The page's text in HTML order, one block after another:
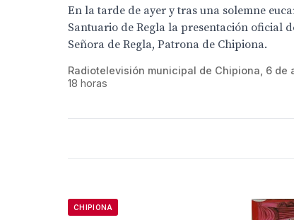
En la tarde de ayer y tras una solemne
Santuario de Regla la presentación oficial
Señora de Regla, Patrona de Chipiona.
Radiotelevisión municipal de Chipiona, 6 de
18 horas
CHIPIONA